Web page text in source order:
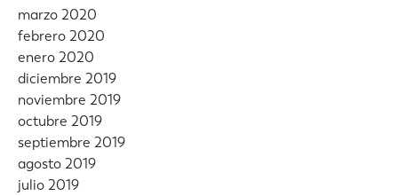
marzo 2020
febrero 2020
enero 2020
diciembre 2019
noviembre 2019
octubre 2019
septiembre 2019
agosto 2019
julio 2019